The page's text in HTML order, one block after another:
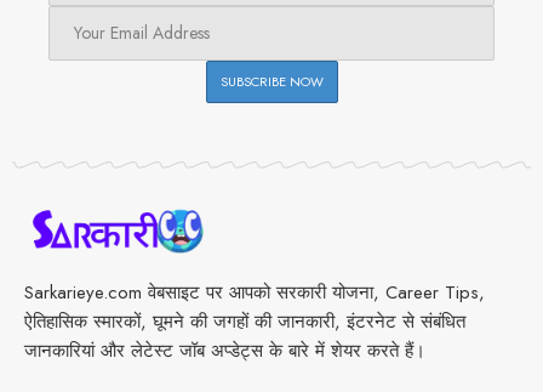
Sarkarieye.com वेबसाइट पर आपको सरकारी योजना, Career Tips,
ऐतिहासिक स्मारकों, घूमने की जगहों की जानकारी, इंटरनेट से संबंधित
जानकारियां और लेटेस्ट जॉब अप्डेट्स के बारे में शेयर करते हैं।